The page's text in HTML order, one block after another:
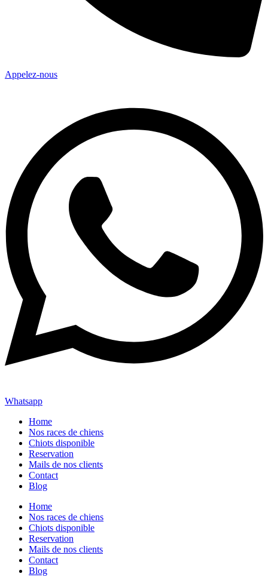
Appelez-nous
Whatsapp
Home
Nos races de chiens
Chiots disponible
Reservation
Mails de nos clients
Contact
Blog
Home
Nos races de chiens
Chiots disponible
Reservation
Mails de nos clients
Contact
Blog